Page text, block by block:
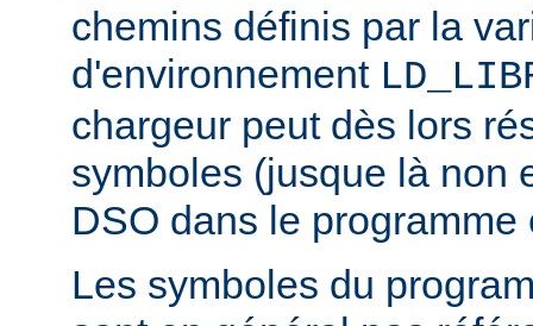
chemins définis par la
d'environnement
chargeur peut dès lors
symboles (jusque là non
DSO dans le programme
Les symboles du